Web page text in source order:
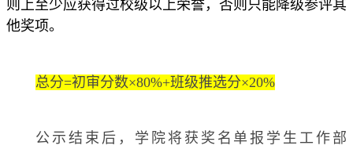
则上至少应获得过校级以上荣誉，否则只能降级参评其
他奖项。
总分=初审分数×80%+班级推选分×20%
公示结束后，学院将获奖名单报学生工作部